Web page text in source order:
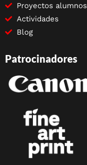
Proyectos alumnos
Actividades
Blog
Patrocinadores